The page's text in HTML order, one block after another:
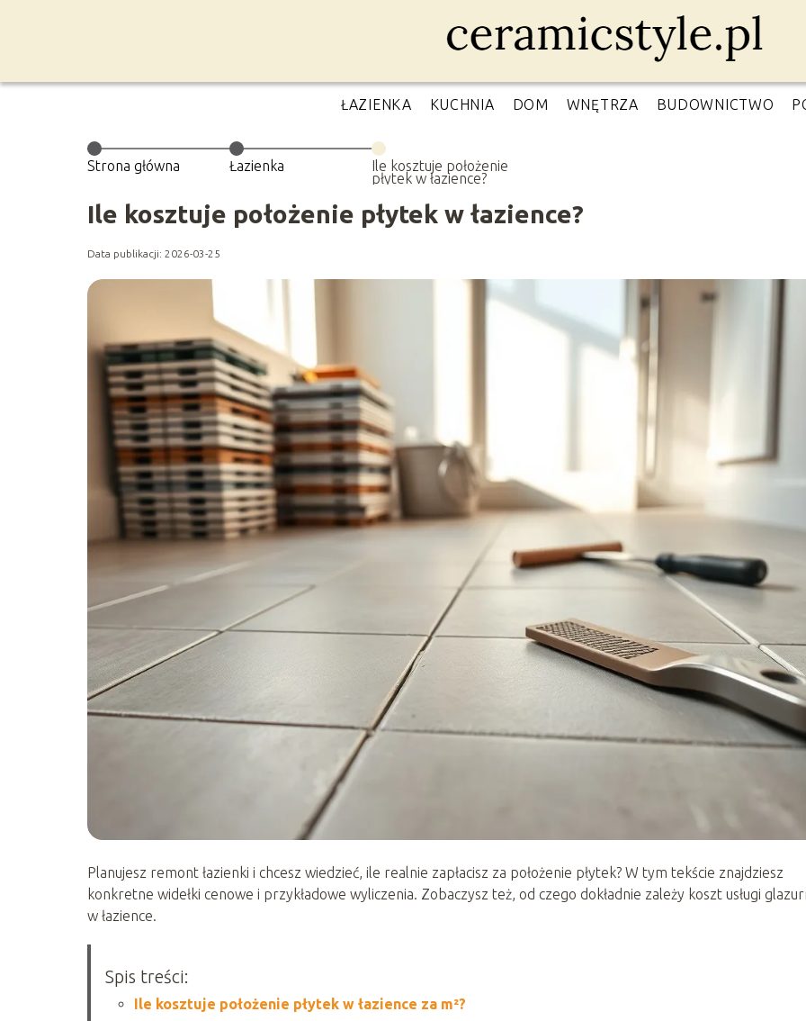
ŁAZIENKA KUCHNIA DOM WNĘTRZA BUDOWNICTWO
Strona główna Łazienka Ile kosztuje położenie
płytek w łazience?
Ile kosztuje położenie płytek w łazience?
Data publikacji: 2026-03-25
Planujesz remont łazienki i chcesz wiedzieć, ile realnie zapłacisz za położenie płytek? W tym tekście znajdziesz
konkretne widełki cenowe i przykładowe wyliczenia. Zobaczysz też, od czego dokładnie zależy koszt usługi
w łazience.
Spis treści:
Ile kosztuje położenie płytek w łazience za m²?